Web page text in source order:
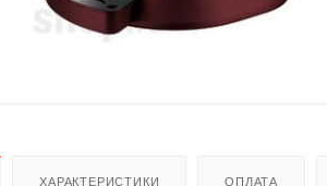
ХАРАКТЕРИСТИКИ ОПЛАТА